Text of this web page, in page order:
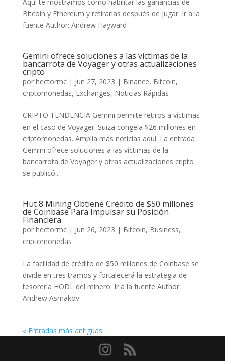
Bitcoin y Ethereum y retirarlas después de jugar. Ir a la
fuente Author: Andrew Hayward
Gemini ofrece soluciones a las víctimas de la
bancarrota de Voyager y otras actualizaciones
cripto
por hectormc| Jun 27, 2023 | Binance, Bitcoin,
criptomonedas, Exchanges, Noticias Rápidas
CRIPTO TENDENCIA Gemini permite retiros a víctimas
en el caso de Voyager. Suiza congela $26 millones en
criptomonedas. Amplía más noticias aquí. La entrada
Gemini ofrece soluciones a las víctimas de la
bancarrota de Voyager y otras actualizaciones cripto
se publicó...
Hut 8 Mining Obtiene Crédito de $50 millones
de Coinbase Para Impulsar su Posición
Financiera
por hectormc| Jun 26, 2023 | Bitcoin, Business,
criptomonedas
La facilidad de crédito de $50 millones de Coinbase se
divide en tres tramos y fortalecerá la estrategia de
tesorería HODL del minero. Ir a la fuente Author:
Andrew Asmakov
« Entradas más antiguas